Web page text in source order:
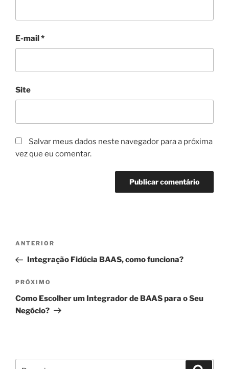
E-mail*
Site
Salvar meus dados neste navegador para a próxima
vez que eu comentar.
Navegação
Post
Post
anterior
ANTERIOR
Integração Fidúcia BAAS, como funciona?
Próximo
post
PRÓXIMO
Como Escolher um Integrador de BAAS para o Seu
Negócio?